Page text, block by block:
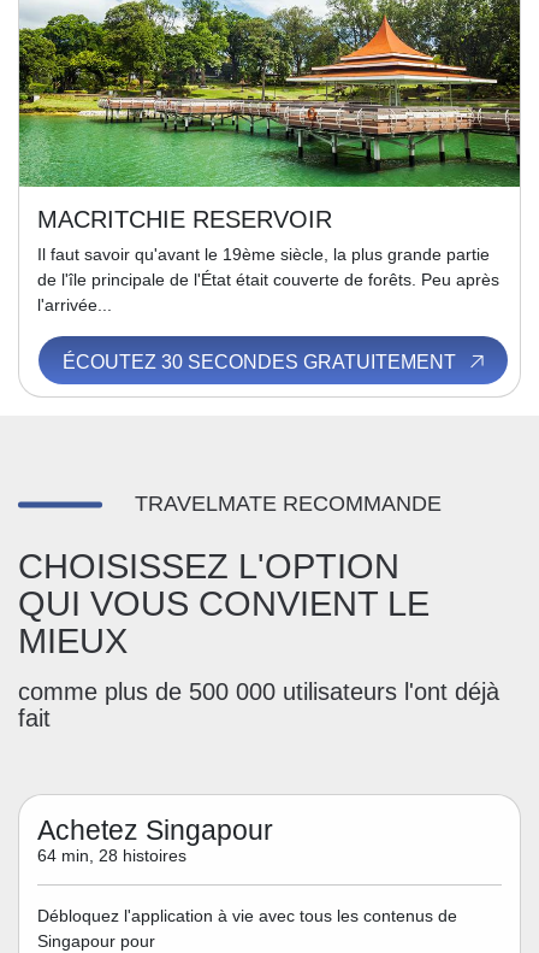
MACRITCHIE RESERVOIR
Il faut savoir qu'avant le 19ème siècle, la plus grande partie
de l'île principale de l'État était couverte de forêts. Peu après
l'arrivée...
ÉCOUTEZ 30 SECONDES GRATUITEMENT
TRAVELMATE RECOMMANDE
CHOISISSEZ L'OPTION
QUI VOUS CONVIENT LE
MIEUX
comme plus de 500 000 utilisateurs l'ont déjà
fait
Achetez Singapour
64 min, 28 histoires
Débloquez l'application à vie avec tous les contenus de
Singapour pour